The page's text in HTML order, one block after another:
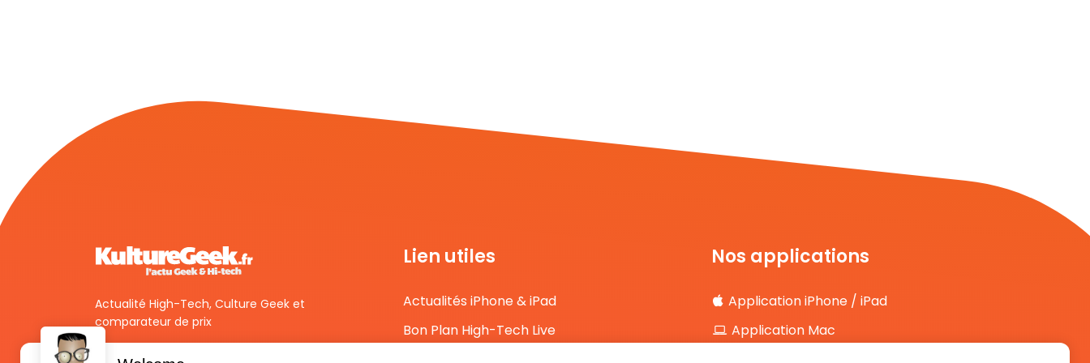
Actualité High-Tech, Culture Geek et
comparateur de prix
Lien utiles
Actualités iPhone & iPad
Bon Plan High-Tech Live
Nos applications
Application iPhone / iPad
Application Mac